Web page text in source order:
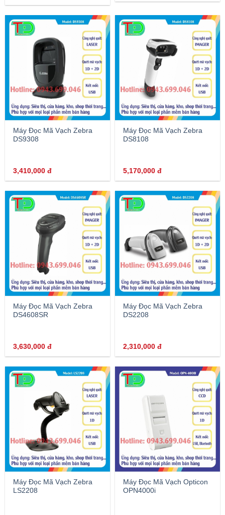
Máy Đọc Mã Vạch Zebra
DS9308
3,410,000đ
Máy Đọc Mã Vạch Zebra
DS8108
5,170,000đ
Máy Đọc Mã Vạch Zebra
DS4608SR
3,630,000đ
Máy Đọc Mã Vạch Zebra
DS2208
2,310,000đ
Máy Đọc Mã Vạch Zebra
LS2208
Máy Đọc Mã Vạch Opticon
OPN4000i